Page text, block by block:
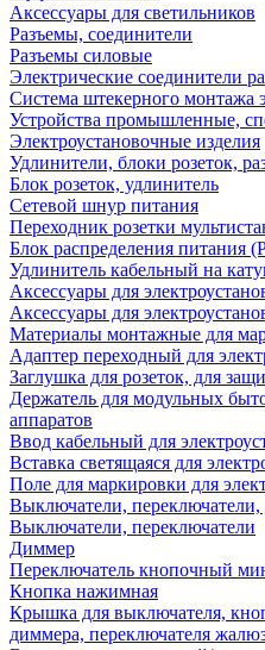
Аксессуары для светильников
Разъемы, соединители
Разъемы силовые
Электрические соединители
Система штекерного монтажа
Устройства промышленные,
Электроустановочные изделия
Удлинители, блоки розеток,
Блок розеток, удлинитель
Сетевой шнур питания
Переходник розетки
Блок распределения питания
Удлинитель кабельный на
Аксессуары для
Аксессуары для
Материалы монтажные для
Адаптер переходный для
Заглушка для розеток, для
Держатель для модульных
аппаратов
Ввод кабельный для
Вставка светящаяся для
Поле для маркировки для
Выключатели,
Выключатели, переключатели
Диммер
Переключатель кнопочный
Кнопка нажимная
Крышка для выключателя,
диммера, переключателя